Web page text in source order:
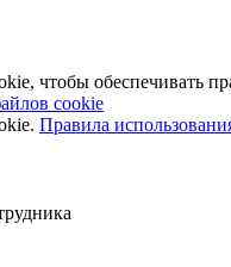
чтобы обеспечивать
cookie
Правила